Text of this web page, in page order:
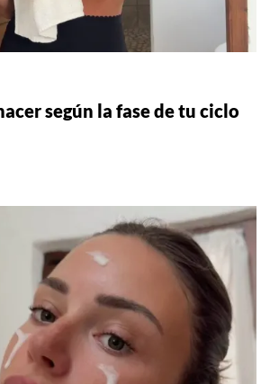
según la fase de tu ciclo